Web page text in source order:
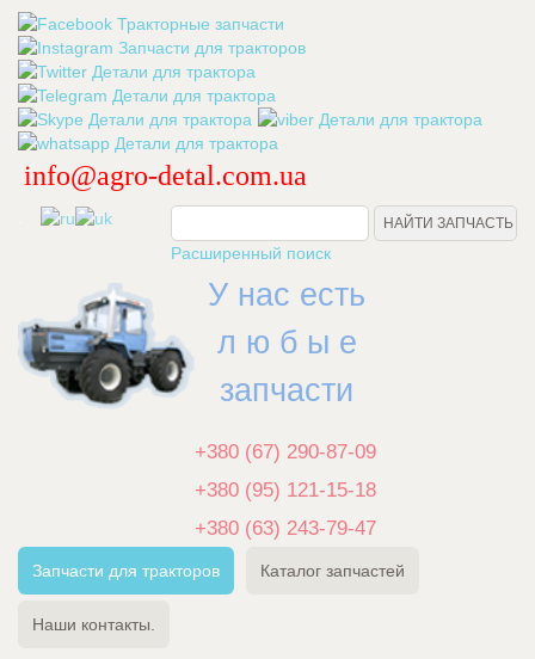
info@agro-detal.com.ua
Расширенный поиск
У нас есть
л ю б ы е
запчасти
+380 (67) 290-87-09
+380 (95) 121-15-18
+380 (63) 243-79-47
Запчасти для тракторов Каталог запчастей
Наши контакты.